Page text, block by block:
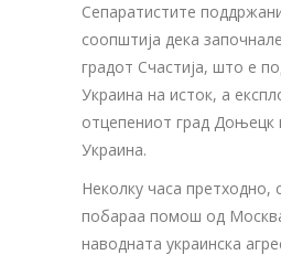
Сепаратистите
соопштија дека
градот Счастија, што е
Украина на исток, а
отцепениот град Доњецк
Украина.
Неколку часа претходно,
побараа помош од
наводната украинска